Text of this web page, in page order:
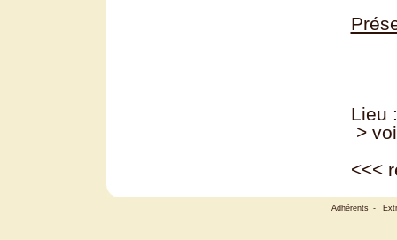
Lieu
>
<<<
Adhérents -